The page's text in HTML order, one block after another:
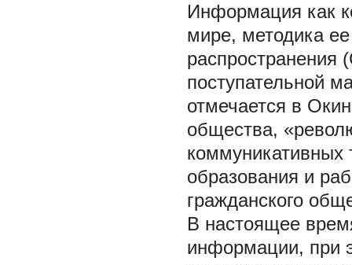
Информация как
мире, методика
поступательной
отмечается в
общества,
коммуникативных
образования и
гражданского
В настоящее
информации, при